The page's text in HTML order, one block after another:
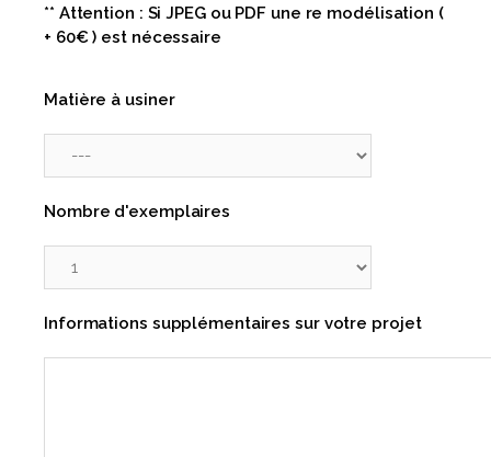
** Attention : Si JPEG ou PDF une re modélisation (
+ 60€ ) est nécessaire
Matière à usiner
Nombre d'exemplaires
Informations supplémentaires sur votre projet